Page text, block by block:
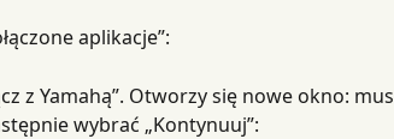
aplikacje”:
z Yamahą”. Otworzy się nowe okno:
wybrać „Kontynuuj”: